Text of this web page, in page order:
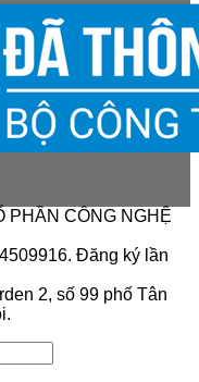
PHẦN CÔNG NGHỆ
Đăng ký lần
2, số 99 phố Tân